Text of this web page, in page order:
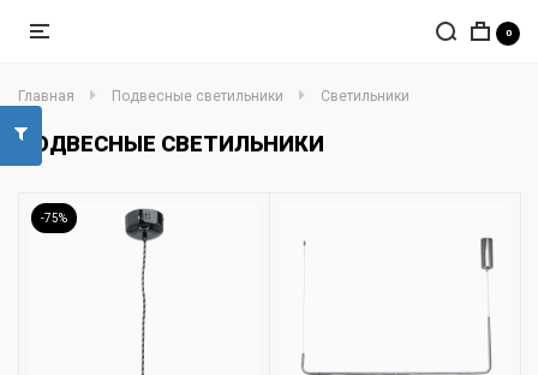
0
Главная Подвесные светильники Светильники
ПОДВЕСНЫЕ СВЕТИЛЬНИКИ
-75%